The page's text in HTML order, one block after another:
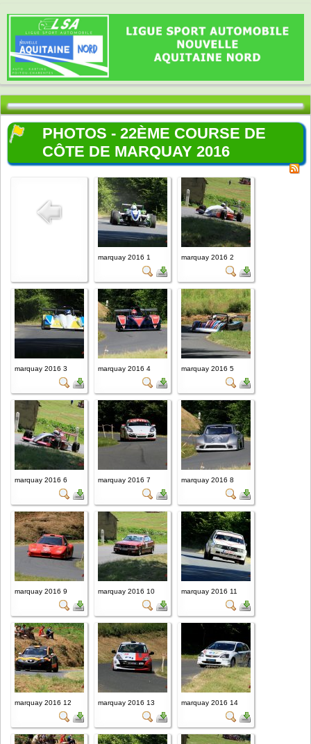
PHOTOS - 22ÈME COURSE DE
CÔTE DE MARQUAY 2016
marquay 2016 1 marquay 2016 2
marquay 2016 3 marquay 2016 4 marquay 2016 5
marquay 2016 6 marquay 2016 7 marquay 2016 8
marquay 2016 9 marquay 2016 10 marquay 2016 11
marquay 2016 12 marquay 2016 13 marquay 2016 14